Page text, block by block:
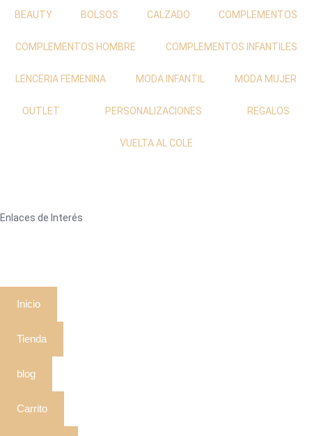
BEAUTY BOLSOS CALZADO COMPLEMENTOS
COMPLEMENTOS HOMBRE COMPLEMENTOS INFANTILES
LENCERIA FEMENINA MODA INFANTIL MODA MUJER
OUTLET PERSONALIZACIONES REGALOS
VUELTA AL COLE
Enlaces de Interés
Inicio
Tienda
blog
Carrito